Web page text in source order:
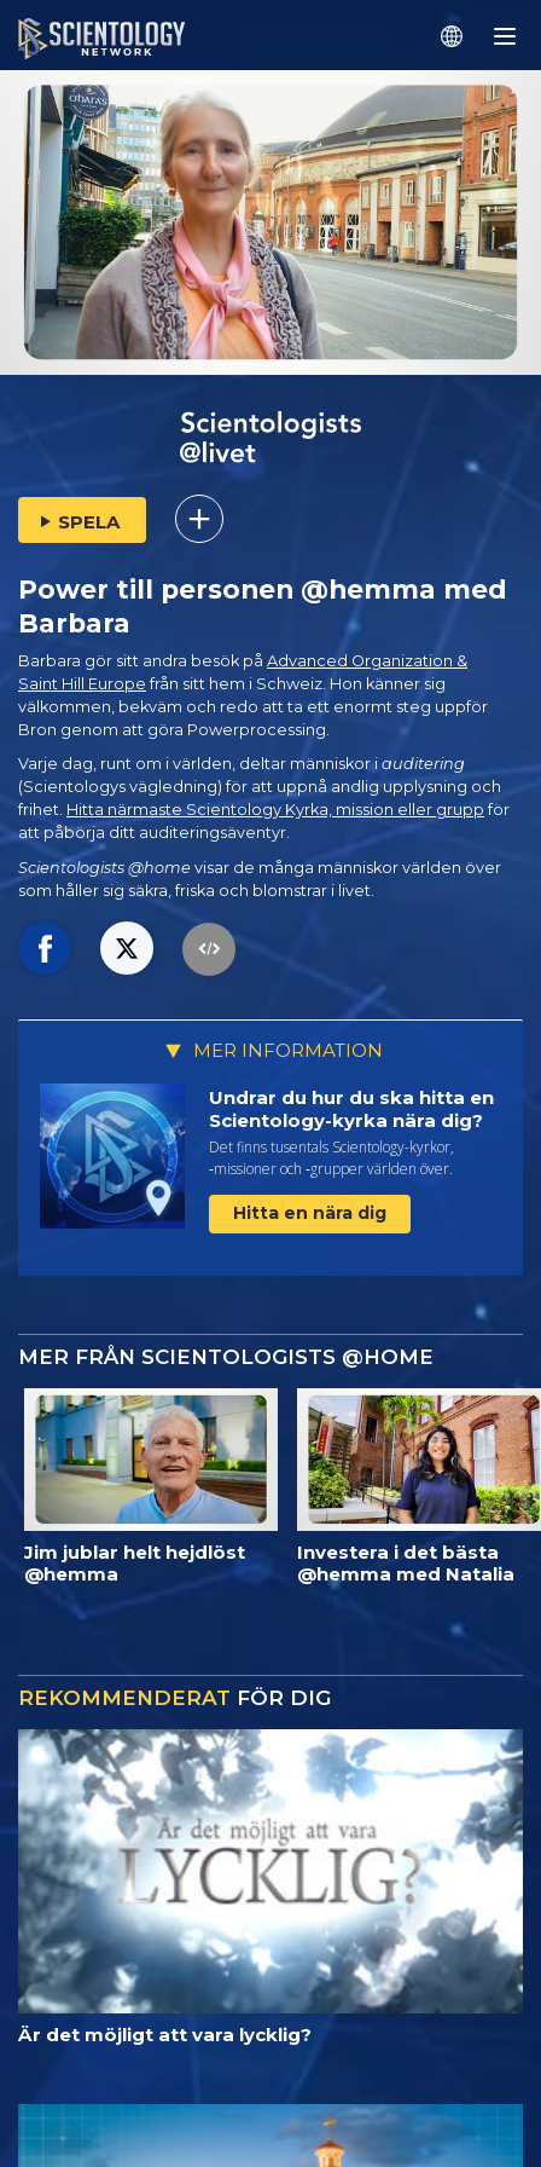
SPELA
Power till personen @hemma med
Barbara
Barbara gör sitt andra besök på Advanced Organization &
Saint Hill Europe från sitt hem i Schweiz. Hon känner sig
välkommen, bekväm och redo att ta ett enormt steg uppför
Bron genom att göra Powerprocessing.
Varje dag, runt om i världen, deltar människor i auditering
(Scientologys vägledning) för att uppnå andlig upplysning och
frihet. Hitta närmaste Scientology Kyrka, mission eller grupp för
att påbörja ditt auditeringsäventyr.
Scientologists @home visar de många människor världen över
som håller sig säkra, friska och blomstrar i livet.
MER INFORMATION
Undrar du hur du ska hitta en
Scientology-kyrka nära dig?
Det finns tusentals Scientology-kyrkor,
‑missioner och ‑grupper världen över.
Hitta en nära dig
MER FRÅN SCIENTOLOGISTS @HOME
Jim jublar helt hejdlöst
@hemma
Investera i det bästa
@hemma med Natalia
REKOMMENDERAT FÖR DIG
Är det möjligt att vara lycklig?